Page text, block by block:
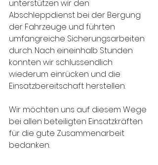
unterstützen wir den
Abschleppdienst bei der Bergung
der Fahrzeuge und führten
umfangreiche Sicherungsarbeiten
durch. Nach eineinhalb Stunden
konnten wir schlussendlich
wiederum einrücken und die
Einsatzbereitschaft herstellen.
Wir möchten uns auf diesem Wege
bei allen beteiligten Einsatzkräften
für die gute Zusammenarbeit
bedanken.